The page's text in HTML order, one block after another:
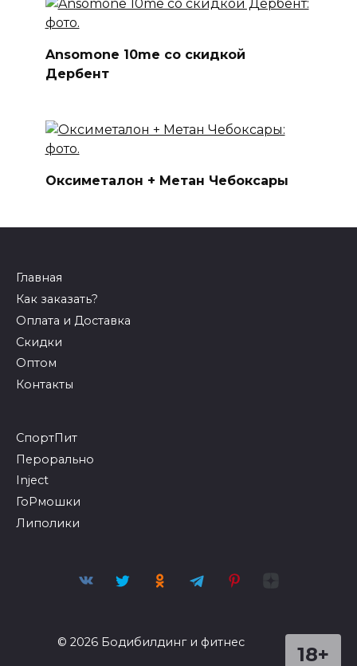
Ansomone 10me со скидкой
Дербент
Оксиметалон + Метан Чебоксары
Главная
Как заказать?
Оплата и Доставка
Скидки
Оптом
Контакты
СпортПит
Перорально
Inject
ГоРмошки
Липолики
18+
© 2026 Бодибилдинг и фитнес